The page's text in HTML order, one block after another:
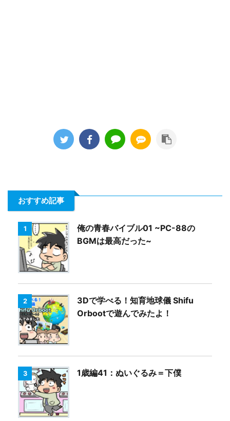
おすすめ記事
1
俺の青春バイブル01 ~PC-88の
BGMは最高だった~
2
3Dで学べる！知育地球儀 Shifu
Orbootで遊んでみたよ！
3 1歳編41：ぬいぐるみ＝下僕